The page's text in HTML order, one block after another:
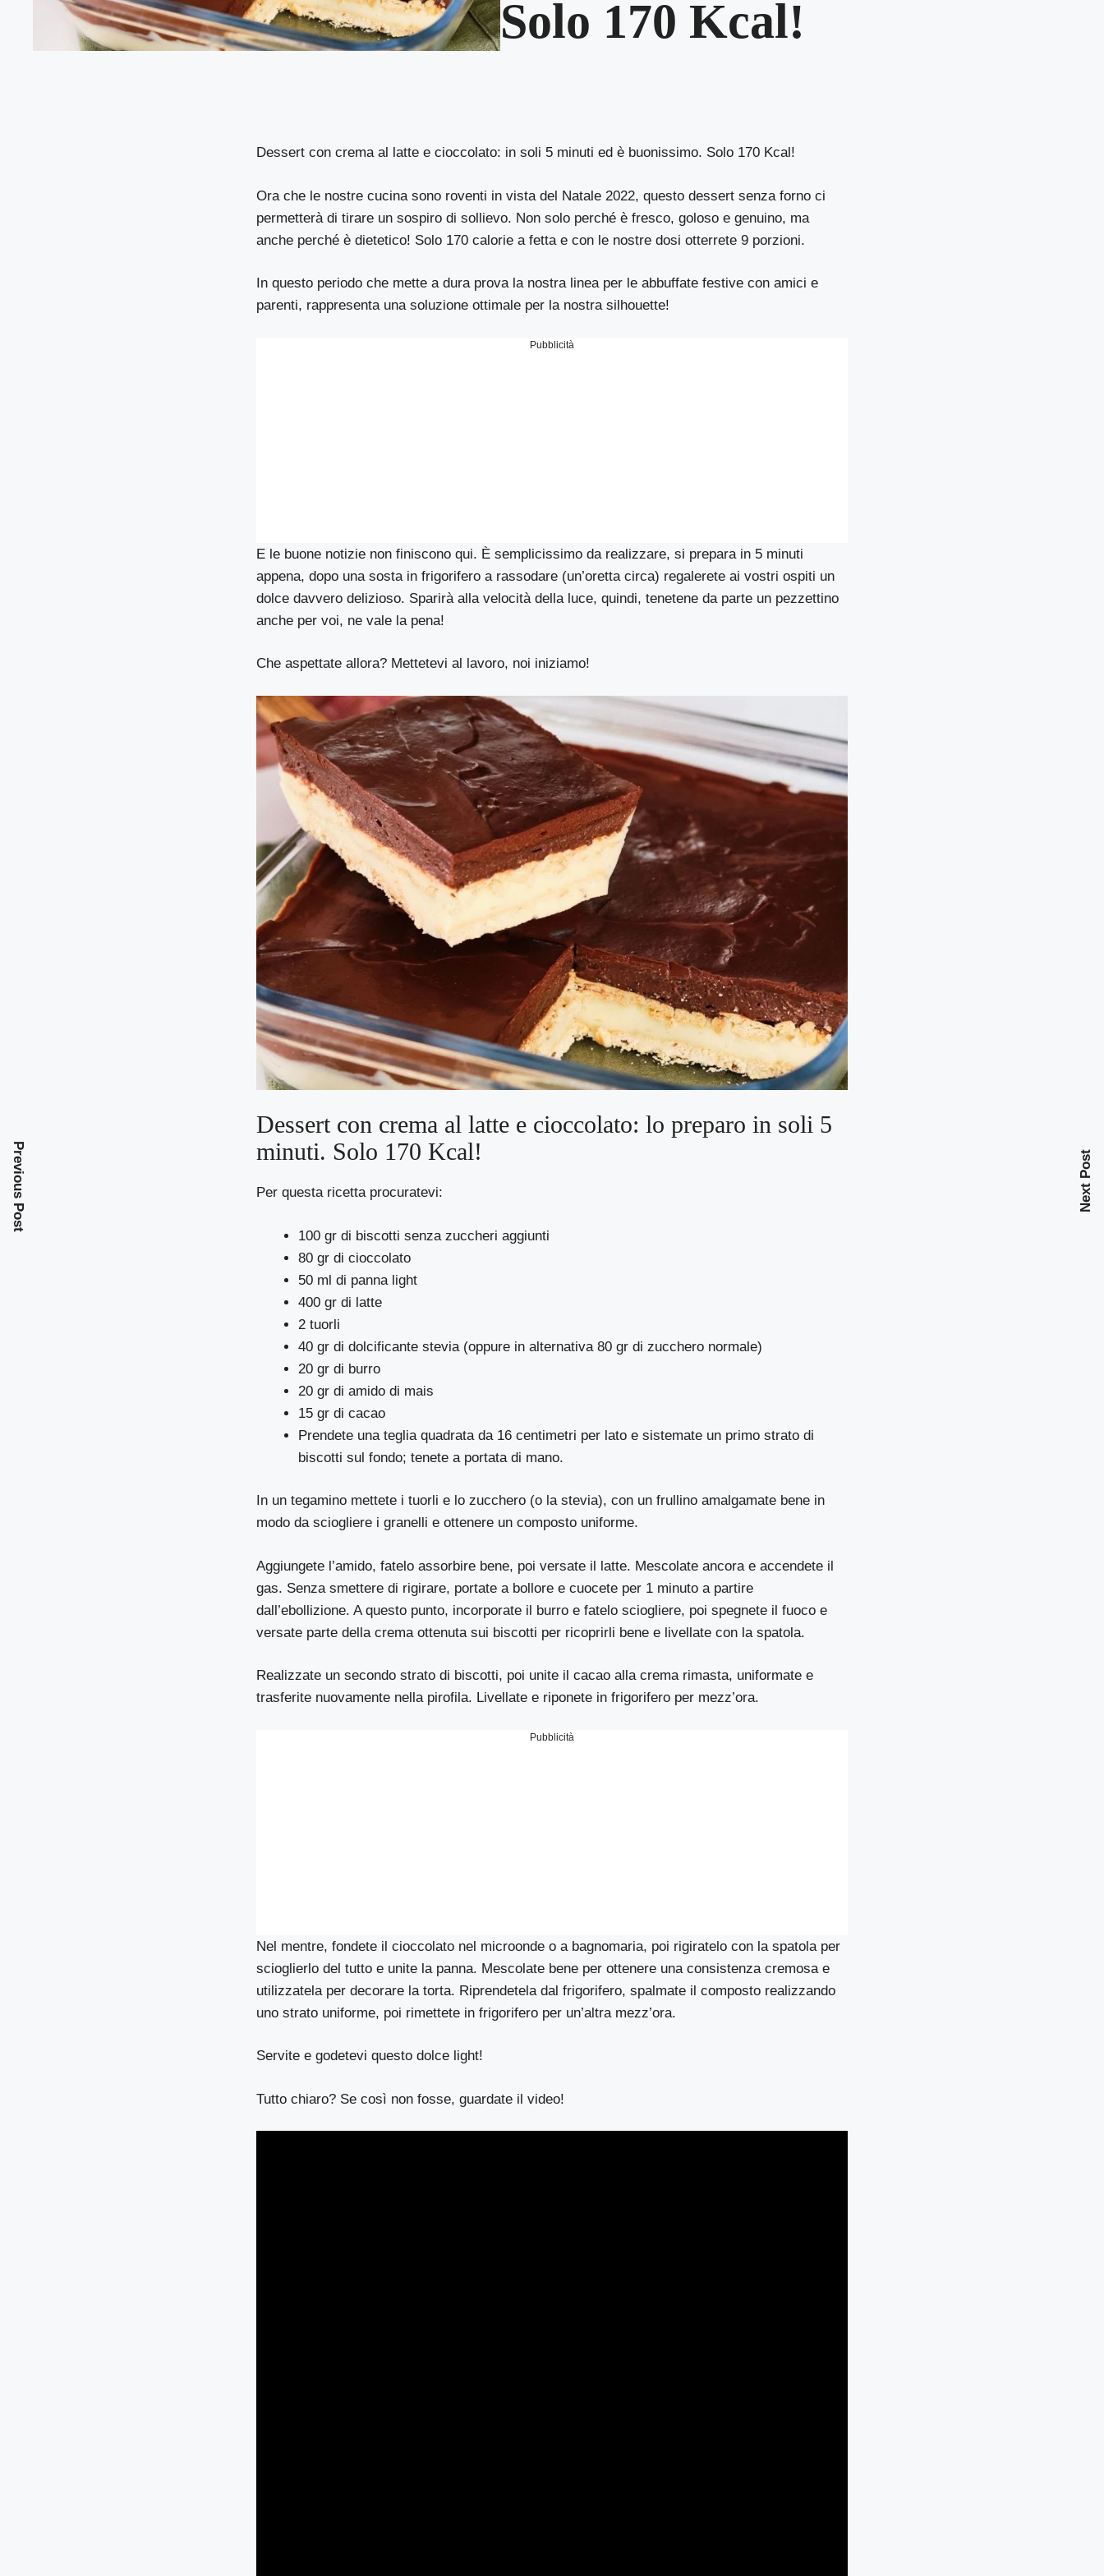
Solo 170 Kcal!
Dessert con crema al latte e cioccolato: in soli 5 minuti ed è buonissimo. Solo 170 Kcal!
Ora che le nostre cucina sono roventi in vista del Natale 2022, questo dessert senza forno ci
permetterà di tirare un sospiro di sollievo. Non solo perché è fresco, goloso e genuino, ma
anche perché è dietetico! Solo 170 calorie a fetta e con le nostre dosi otterrete 9 porzioni.
In questo periodo che mette a dura prova la nostra linea per le abbuffate festive con amici e
parenti, rappresenta una soluzione ottimale per la nostra silhouette!
Pubblicità
E le buone notizie non finiscono qui. È semplicissimo da realizzare, si prepara in 5 minuti
appena, dopo una sosta in frigorifero a rassodare (un’oretta circa) regalerete ai vostri ospiti un
dolce davvero delizioso. Sparirà alla velocità della luce, quindi, tenetene da parte un pezzettino
anche per voi, ne vale la pena!
Che aspettate allora? Mettetevi al lavoro, noi iniziamo!
Dessert con crema al latte e cioccolato: lo preparo in soli 5
minuti. Solo 170 Kcal!
Per questa ricetta procuratevi:
100 gr di biscotti senza zuccheri aggiunti
80 gr di cioccolato
50 ml di panna light
400 gr di latte
2 tuorli
40 gr di dolcificante stevia (oppure in alternativa 80 gr di zucchero normale)
20 gr di burro
20 gr di amido di mais
15 gr di cacao
Prendete una teglia quadrata da 16 centimetri per lato e sistemate un primo strato di
biscotti sul fondo; tenete a portata di mano.
In un tegamino mettete i tuorli e lo zucchero (o la stevia), con un frullino amalgamate bene in
modo da sciogliere i granelli e ottenere un composto uniforme.
Aggiungete l’amido, fatelo assorbire bene, poi versate il latte. Mescolate ancora e accendete il
gas. Senza smettere di rigirare, portate a bollore e cuocete per 1 minuto a partire
dall’ebollizione. A questo punto, incorporate il burro e fatelo sciogliere, poi spegnete il fuoco e
versate parte della crema ottenuta sui biscotti per ricoprirli bene e livellate con la spatola.
Realizzate un secondo strato di biscotti, poi unite il cacao alla crema rimasta, uniformate e
trasferite nuovamente nella pirofila. Livellate e riponete in frigorifero per mezz’ora.
Pubblicità
Nel mentre, fondete il cioccolato nel microonde o a bagnomaria, poi rigiratelo con la spatola per
scioglierlo del tutto e unite la panna. Mescolate bene per ottenere una consistenza cremosa e
utilizzatela per decorare la torta. Riprendetela dal frigorifero, spalmate il composto realizzando
uno strato uniforme, poi rimettete in frigorifero per un’altra mezz’ora.
Servite e godetevi questo dolce light!
Tutto chiaro? Se così non fosse, guardate il video!
Previous Post Next Post